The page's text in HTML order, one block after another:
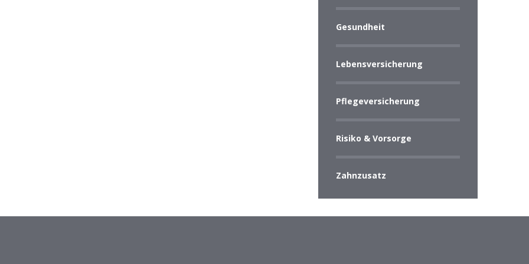
Gesundheit
Lebensversicherung
Pflegeversicherung
Risiko & Vorsorge
Zahnzusatz